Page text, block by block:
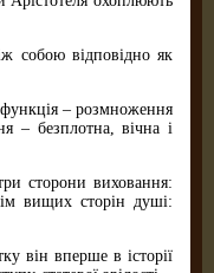
собою відповідно як
– розмноження
– безплотна, вічна i
сторони виховання:
вищих сторін душі:
він вперше в історії